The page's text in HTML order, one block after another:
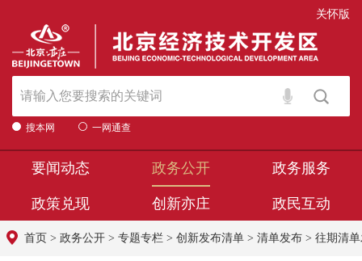
关怀版
搜本网 一网通查
要闻动态 政务公开 政务服务
政策兑现 创新亦庄 政民互动
首页 > 政务公开 > 专题专栏 > 创新发布清单 > 清单发布 > 往期清